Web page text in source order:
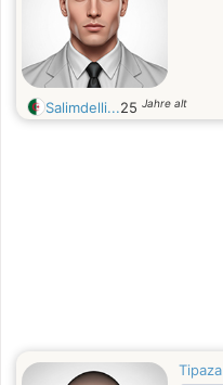
Salimdelli...25 Jahre alt
Tipaza